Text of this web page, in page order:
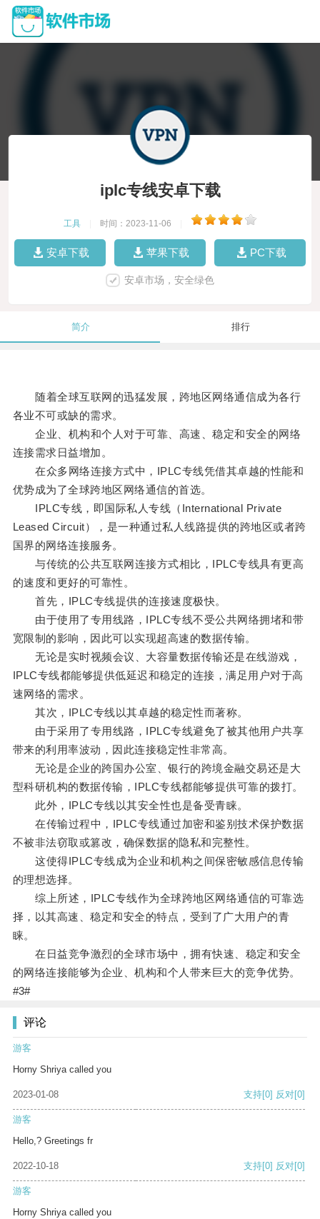
iplc专线安卓下载
工具 时间：2023-11-06
安卓下载 苹果下载 PC下载
安卓市场，安全绿色
简介 排行
随着全球互联网的迅猛发展，跨地区网络通信成为各行
各业不可或缺的需求。
企业、机构和个人对于可靠、高速、稳定和安全的网络
连接需求日益增加。
在众多网络连接方式中，IPLC专线凭借其卓越的性能和
优势成为了全球跨地区网络通信的首选。
IPLC专线，即国际私人专线（International Private
Leased Circuit），是一种通过私人线路提供的跨地区或者跨
国界的网络连接服务。
与传统的公共互联网连接方式相比，IPLC专线具有更高
的速度和更好的可靠性。
首先，IPLC专线提供的连接速度极快。
由于使用了专用线路，IPLC专线不受公共网络拥堵和带
宽限制的影响，因此可以实现超高速的数据传输。
无论是实时视频会议、大容量数据传输还是在线游戏，
IPLC专线都能够提供低延迟和稳定的连接，满足用户对于高
速网络的需求。
其次，IPLC专线以其卓越的稳定性而著称。
由于采用了专用线路，IPLC专线避免了被其他用户共享
带来的利用率波动，因此连接稳定性非常高。
无论是企业的跨国办公室、银行的跨境金融交易还是大
型科研机构的数据传输，IPLC专线都能够提供可靠的拨打。
此外，IPLC专线以其安全性也是备受青睐。
在传输过程中，IPLC专线通过加密和鉴别技术保护数据
不被非法窃取或篡改，确保数据的隐私和完整性。
这使得IPLC专线成为企业和机构之间保密敏感信息传输
的理想选择。
综上所述，IPLC专线作为全球跨地区网络通信的可靠选
择，以其高速、稳定和安全的特点，受到了广大用户的青
睐。
在日益竞争激烈的全球市场中，拥有快速、稳定和安全
的网络连接能够为企业、机构和个人带来巨大的竞争优势。
#3#
评论
游客
Horny Shriya called you
2023-01-08 支持[0] 反对[0]
游客
Hello,? Greetings fr
2022-10-18 支持[0] 反对[0]
游客
Horny Shriya called you